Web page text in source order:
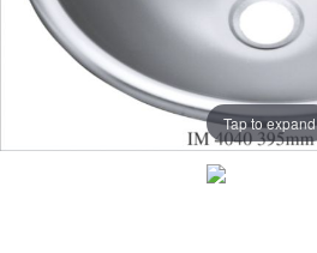
Tap to expand